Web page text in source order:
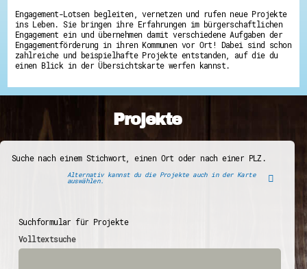
Engagement-Lotsen begleiten, vernetzen und rufen neue Projekte
ins Leben. Sie bringen ihre Erfahrungen im bürgerschaftlichen
Engagement ein und übernehmen damit verschiedene Aufgaben der
Engagementförderung in ihren Kommunen vor Ort! Dabei sind schon
zahlreiche und beispielhafte Projekte entstanden, auf die du
einen Blick in der Übersichtskarte werfen kannst.
Projekte
Suche nach einem Stichwort, einen Ort oder nach einer PLZ.
Alternativ kannst du die Projekte auch in der Karte
auswählen.
Suchformular für Projekte
Volltextsuche